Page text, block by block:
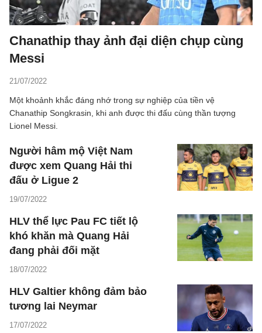
Chanathip thay ảnh đại diện chụp cùng
Messi
21/07/2022
Một khoảnh khắc đáng nhớ trong sự nghiệp của tiền vệ
Chanathip Songkrasin, khi anh được thi đấu cùng thần tượng
Lionel Messi.
Người hâm mộ Việt Nam
được xem Quang Hải thi
đấu ở Ligue 2
19/07/2022
HLV thể lực Pau FC tiết lộ
khó khăn mà Quang Hải
đang phải đối mặt
18/07/2022
HLV Galtier không đảm bảo
tương lai Neymar
17/07/2022